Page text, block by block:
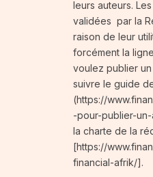
leurs auteurs.
validées par la
raison de leur
forcément la
voulez publier un
suivre le guide
(https://
-pour-publier-
la charte de la
[https://
financial-afrik/].